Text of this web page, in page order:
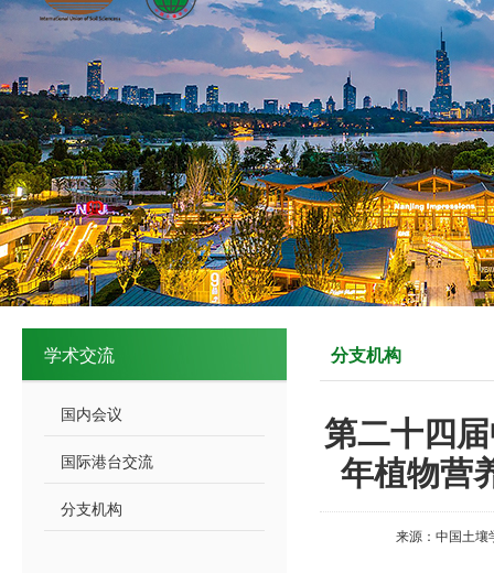
学术交流
国内会议
国际港台交流
分支机构
分支机构
第二十四
年植物营
来源：中国土